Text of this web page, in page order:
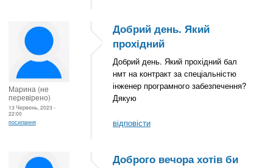
Марина (не
перевірено)
13 Червень, 2023 -
22:00
посилання
Добрий день. Який
прохідний
Добрий день. Який прохідний бал
нмт на контракт за спеціальністю
інженер програмного забезпечення?
Дякую
відповісти
Доброго вечора хотів би